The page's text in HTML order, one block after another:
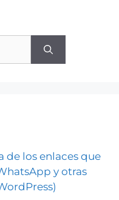
de los enlaces que
y otras